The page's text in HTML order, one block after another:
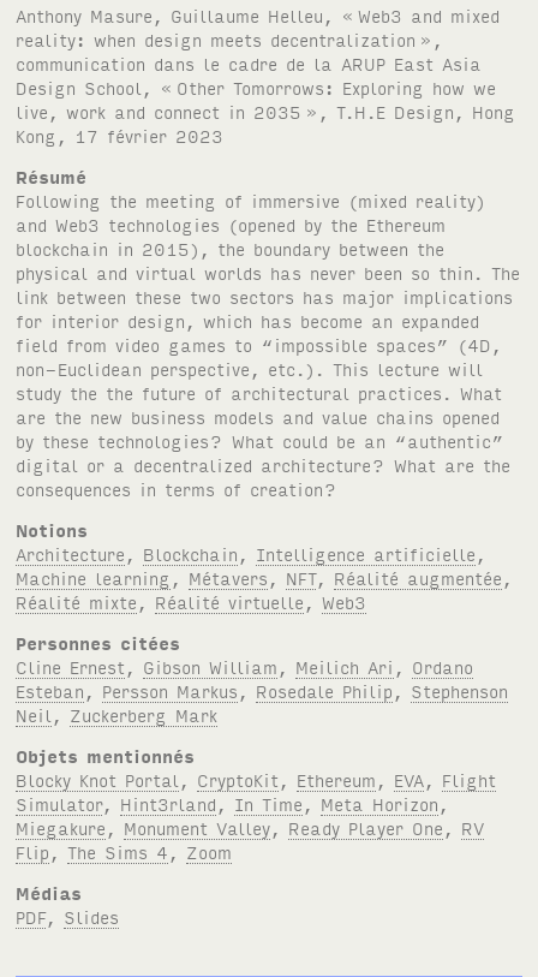
Anthony Masure, Guillaume Helleu, « Web3 and mixed
reality: when design meets decentralization »,
communication dans le cadre de la ARUP East Asia
Design School, « Other Tomorrows: Exploring how we
live, work and connect in 2035 »,T.H.E Design, Hong
Kong, 17 février 2023
Résumé
Following the meeting of immersive (mixed reality)
and Web3 technologies (opened by the Ethereum
blockchain in 2015), the boundary between the
physical and virtual worlds has never been so thin. The
link between these two sectors has major implications
for interior design, which has become an expanded
field from video games to “impossible spaces” (4D
non-Euclidean perspective, etc.). This lecture will
study the the future of architectural practices. What
are the new business models and value chains opened
by these technologies? What could be an “authentic”
digital or a decentralized architecture? What are the
consequences in terms of creation?
Notions
Architecture
Blockchain Intelligence artificielle
Machine learning
Métavers NFT, Réalité augmentée
Réalité mixte
Réalité virtuelle ,Web3
Personnes citées
Cline Ernest
Gibson William Meilich Ari
Ordano
Esteban
Persson Markus Rosedale Philip
Stephenson
Neil
Zuckerberg Mark
Objets mentionnés
Blocky Knot Portal
CryptoKit Ethereum EVA
Flight
Simulator, Hint3rland In Time Meta Horizon
Miegakure
Monument Valley Ready Player One
RV
Flip ,The Sims 4
Zoom
Médias
PDF, Slides